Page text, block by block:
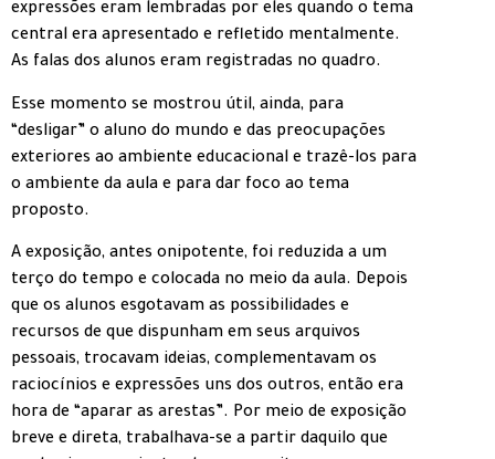
expressões eram lembradas por eles quando o tema
central era apresentado e refletido mentalmente.
As falas dos alunos eram registradas no quadro.
Esse momento se mostrou útil, ainda, para
“desligar” o aluno do mundo e das preocupações
exteriores ao ambiente educacional e trazê-los para
o ambiente da aula e para dar foco ao tema
proposto.
A exposição, antes onipotente, foi reduzida a um
terço do tempo e colocada no meio da aula. Depois
que os alunos esgotavam as possibilidades e
recursos de que dispunham em seus arquivos
pessoais, trocavam ideias, complementavam os
raciocínios e expressões uns dos outros, então era
hora de “aparar as arestas”. Por meio de exposição
breve e direta, trabalhava-se a partir daquilo que